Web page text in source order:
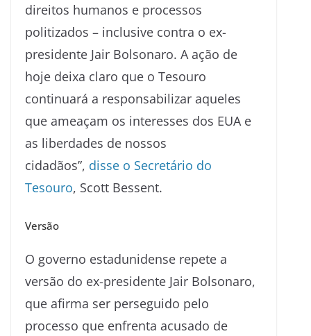
direitos humanos e processos
politizados – inclusive contra o ex-
presidente Jair Bolsonaro. A ação de
hoje deixa claro que o Tesouro
continuará a responsabilizar aqueles
que ameaçam os interesses dos EUA e
as liberdades de nossos
cidadãos”, disse o Secretário do
Tesouro, Scott Bessent.
Versão
O governo estadunidense repete a
versão do ex-presidente Jair Bolsonaro,
que afirma ser perseguido pelo
processo que enfrenta acusado de